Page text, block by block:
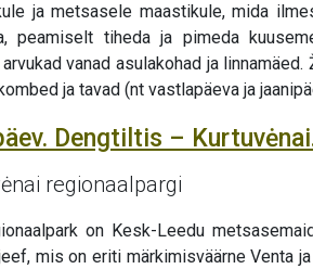
ja metsasele maastikule, mida
peamiselt tiheda ja pimeda
vanad asulakohad ja
ja tavad (nt vastlapäeva ja
Dengtiltis –
regionaalpargi
on Kesk-Leedu
mis on eriti märkimisväärne Venta